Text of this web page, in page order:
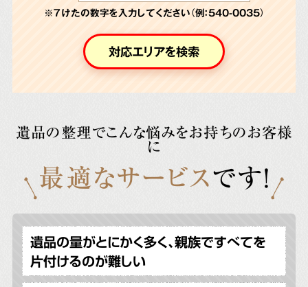
※７けたの数字を入力してください（例：540-0035）
対応エリアを検索
遺品の整理でこんな悩みをお持ちのお客様
に
最適なサービスです!
遺品の量がとにかく多く、親族ですべてを
片付けるのが難しい